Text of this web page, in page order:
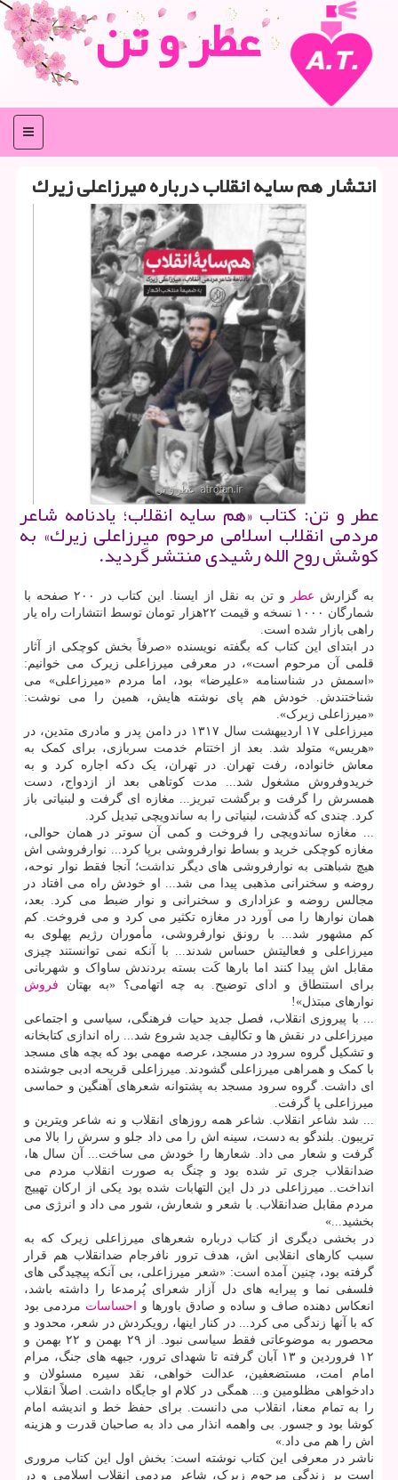
عطر و تن
منو
انتشار هم سایه انقلاب درباره میرزاعلی زیرك
عطر و تن: كتاب «هم سایه انقلاب؛ یادنامه شاعر
مردمی انقلاب اسلامی مرحوم میرزاعلی زیرك» به
كوشش روح الله رشیدی منتشر گردید.
به گزارش عطر
و تن به نقل از ایسنا. این کتاب در ۲۰۰ صفحه با
شمارگان ۱۰۰۰ نسخه و قیمت ۲۲هزار تومان توسط انتشارات راه یار
راهی بازار شده است.
در ابتدای این کتاب که بگفته نویسنده «صرفاً بخش کوچکی از آثار
قلمی آن مرحوم است»، در معرفی میرزاعلی زیرک می خوانیم:
«اسمش در شناسنامه «علیرضا» بود، اما مردم «میرزاعلی» می
شناختندش. خودش هم پای نوشته هایش، همین را می نوشت:
«میرزاعلی زیرک».
میرزاعلی ۱۷ اردیبهشت سال ۱۳۱۷ در دامن پدر و مادری متدین، در
«هریس» متولد شد. بعد از اختتام خدمت سربازی، برای کمک به
معاش خانواده، رفت تهران. در تهران، یک دکه اجاره کرد و به
خریدوفروش مشغول شد... مدت کوتاهی بعد از ازدواج، دست
همسرش را گرفت و برگشت تبریز... مغازه ای گرفت و لبنیاتی باز
کرد. چندی که گذشت، لبنیاتی را به ساندویچی تبدیل کرد.
... مغازه ساندویچی را فروخت و کمی آن سوتر در همان حوالی،
مغازه کوچکی خرید و بساط نوارفروشی برپا کرد... نوارفروشی اش
هیچ شباهتی به نوارفروشی های دیگر نداشت؛ آنجا فقط نوار نوحه،
روضه و سخنرانی مذهبی پیدا می شد... او خودش راه می افتاد در
مجالس روضه و عزاداری و سخنرانی و نوار ضبط می کرد. بعد،
همان نوارها را می آورد در مغازه تکثیر می کرد و می فروخت. کم
کم مشهور شد... با رونق نوارفروشی، مأموران رژیم پهلوی به
میرزاعلی و فعالیتش حساس شدند... با آنکه نمی توانستند چیزی
مقابل اش پیدا کنند اما بارها کَت بسته بردندش ساواک و شهربانی
برای استنطاق و ادای توضیح. به چه اتهامی؟ «به بهتان فروش
نوارهای مبتذل»!
... با پیروزی انقلاب، فصل جدید حیات فرهنگی، سیاسی و اجتماعی
میرزاعلی در نقش ها و تکالیف جدید شروع شد... راه اندازی کتابخانه
و تشکیل گروه سرود در مسجد، عرصه مهمی بود که بچه های مسجد
با کمک و همراهی میرزاعلی گشودند. میرزاعلی قریحه ادبی جوشنده
ای داشت. گروه سرود مسجد به پشتوانه شعرهای آهنگین و حماسی
میرزاعلی پا گرفت.
... شد شاعر انقلاب. شاعر همه روزهای انقلاب و نه شاعر ویترین و
تریبون. بلندگو به دست، سینه اش را می داد جلو و سرش را بالا می
گرفت و شعار می داد. شعارها را خودش می ساخت... آن سال ها،
ضدانقلاب جری تر شده بود و چنگ به صورت انقلاب مردم می
انداخت.. میرزاعلی در دل این التهابات شده بود یکی از ارکان تهییج
مردم مقابل ضدانقلاب. با شعر و شعارش، شور می داد و انرژی می
بخشید...»
در بخشی دیگری از کتاب درباره شعرهای میرزاعلی زیرک که به
سبب کارهای انقلابی اش، هدف ترور نافرجام ضدانقلاب هم قرار
گرفته بود، چنین آمده است: «شعر میرزاعلی، بی آنکه پیچیدگی های
فلسفی نما و پیرایه های دل آزار شعرای پُرمدعا را داشته باشد،
انعکاس دهنده صاف و ساده و صادق باورها و
احساسات مردمی بود
که با آنها زندگی می کرد... در کنار اینها، رویکردش در شعر، محدود و
محصور به موضوعاتی فقط سیاسی نبود. از ۲۹ بهمن و ۲۲ بهمن و
۱۲ فروردین و ۱۳ آبان گرفته تا شهدای ترور، جبهه های جنگ، مرام
امام امت، مستضعفین، عدالت خواهی، نقد سیره مسئولان و
دادخواهی مظلومین و... همگی در کلام او جایگاه داشت. اصلاً انقلاب
را به تمام معنا، انقلاب می دانست. برای حفظ خط و اندیشه امام
کوشا بود و جسور. بی واهمه انذار می داد به صاحبان قدرت و هزینه
اش را هم می داد.»
ناشر در معرفی این کتاب نوشته است: بخش اول این کتاب مروری
است بر زندگی مرحوم زیرک، شاعر مردمی انقلاب اسلامی و در